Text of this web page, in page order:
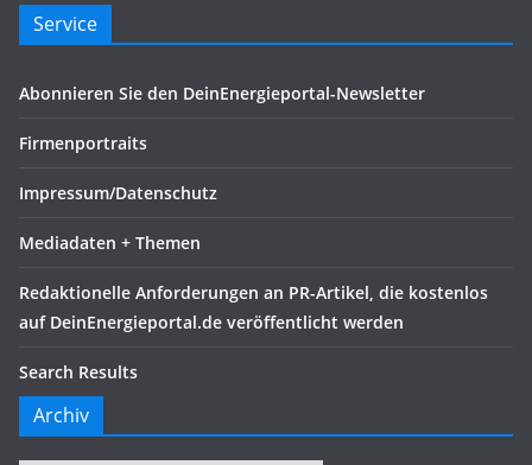
Service
Abonnieren Sie den DeinEnergieportal-Newsletter
Firmenportraits
Impressum/Datenschutz
Mediadaten + Themen
Redaktionelle Anforderungen an PR-Artikel, die kostenlos
auf DeinEnergieportal.de veröffentlicht werden
Search Results
Archiv